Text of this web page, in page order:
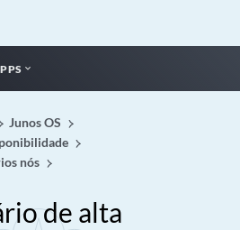
Junos OS
nós
de alta